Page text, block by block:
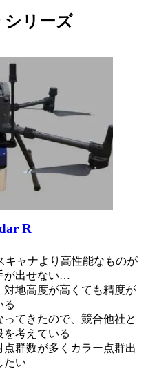
シリーズ
R
キャナより高性能なものが
が出せない…
地高度が高くても精度が
る
てきたので、競合他社と
を考えている
群数が多くカラー点群出
たい